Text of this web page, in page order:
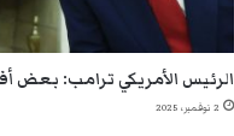
الرئيس الأمريكي ترامب: بعض
2 نوفمبر، 2025